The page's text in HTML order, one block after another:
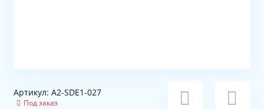
Артикул: A2-SDE1-027
Под заказ